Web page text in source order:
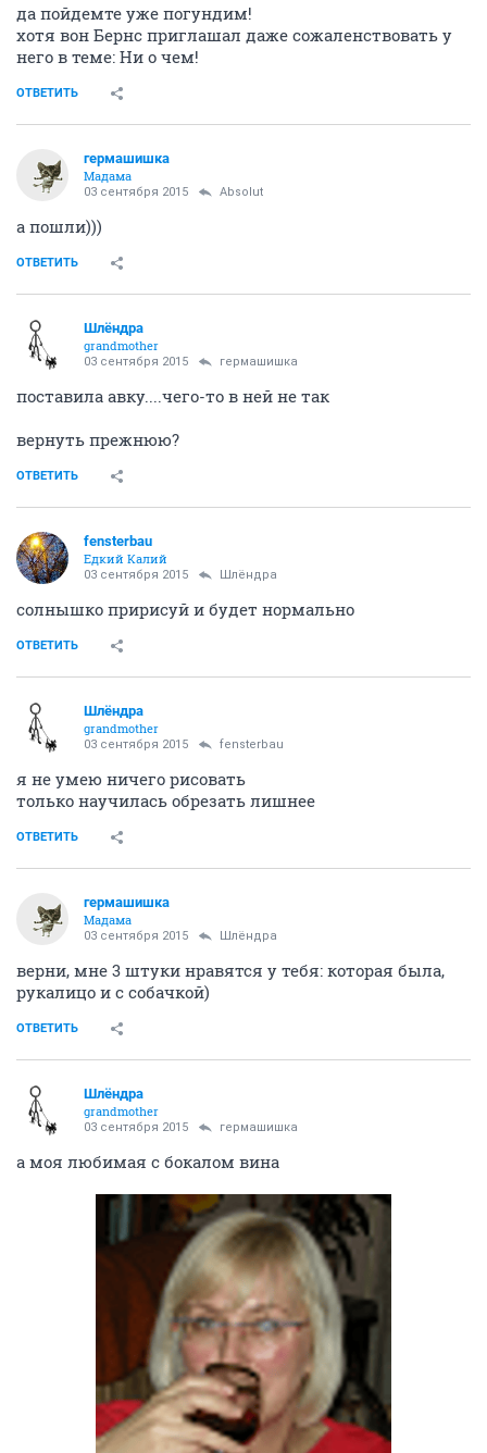
да пойдемте уже погундим!
хотя вон Бернс приглашал даже сожаленствовать у
него в теме: Ни о чем!
ОТВЕТИТЬ
гермашишка
Мадама
03 сентября 2015 Absolut
а пошли)))
ОТВЕТИТЬ
Шлёндра
grandmother
03 сентября 2015 гермашишка
поставила авку....чего-то в ней не так
вернуть прежнюю?
ОТВЕТИТЬ
fensterbau
Едкий Калий
03 сентября 2015 Шлёндра
солнышко пририсуй и будет нормально
ОТВЕТИТЬ
Шлёндра
grandmother
03 сентября 2015 fensterbau
я не умею ничего рисовать
только научилась обрезать лишнее
ОТВЕТИТЬ
гермашишка
Мадама
03 сентября 2015 Шлёндра
верни, мне 3 штуки нравятся у тебя: которая была,
рукалицо и с собачкой)
ОТВЕТИТЬ
Шлёндра
grandmother
03 сентября 2015 гермашишка
а моя любимая с бокалом вина